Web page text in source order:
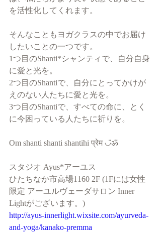
を活性化してくれます。
そんなこともヨガクラスの中でお届け
したいことの一つです。
1つ目のShanti*シャンティで、自分自身
に愛と光を。
2つ目のShantiで、自分にとってかけが
えのない人たちに愛と光を。
3つ目のShantiで、すべての命に、とく
に今困っている人たちに祈りを。
Om shanti shanti shantihi प्रेम ◡̈ॐ
スタジオ Ayus*アーユス
ひたちなか市高場1160 2F (1Fには女性
限定 アーユルヴェーダサロン Inner
Lightがございます。)
http://ayus-innerlight.wixsite.com/ayurveda-
and-yoga/kanako-premma